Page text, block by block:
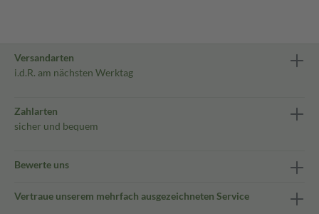
Versandarten
i.d.R. am nächsten Werktag
Zahlarten
sicher und bequem
Bewerte uns
Vertraue unserem mehrfach ausgezeichneten Service